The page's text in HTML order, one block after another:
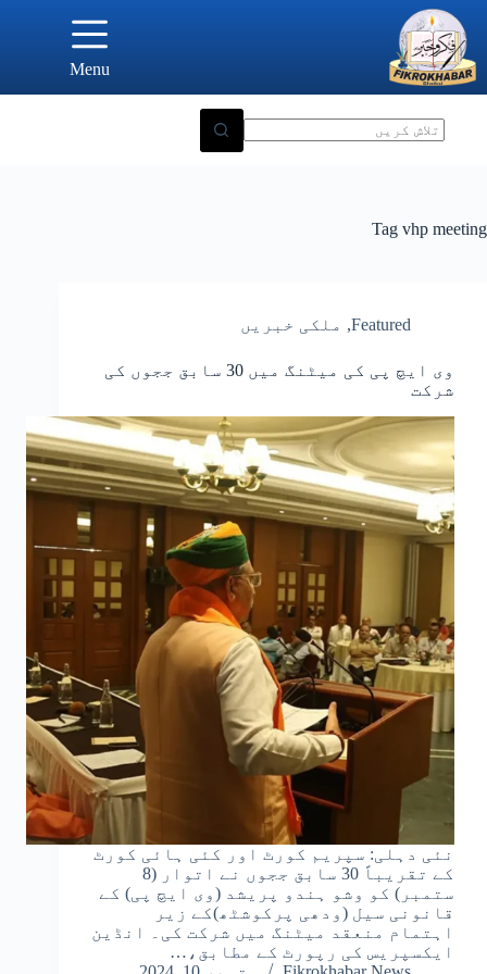
content
Menu
Tag vhp meeting
Featured
, ملکی خبریں
وی ایچ پی کی میٹنگ میں 30 سابق ججوں کی
شرکت
نئی دہلی: سپریم کورٹ اور کئی ہائی کورٹ
کے تقریباً 30 سابق ججوں نے اتوار (8
ستمبر) کو وشو ہندو پریشد (وی ایچ پی) کے
قانونی سیل (ودھی پرکوشٹھ)کے زیر
اہتمام منعقد میٹنگ میں شرکت کی۔ انڈین
ایکسپریس کی رپورٹ کے مطابق،…